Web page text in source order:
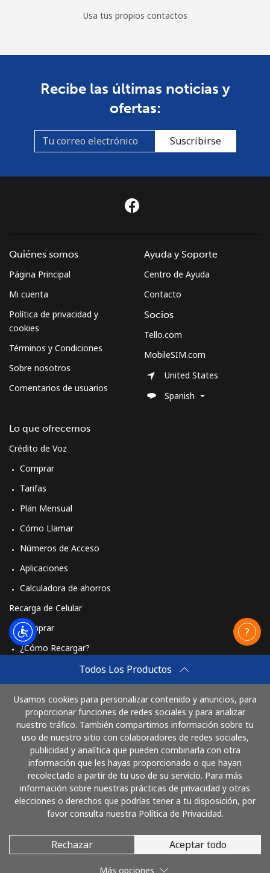
Usa tus propios contactos
Recibe las últimas noticias y
ofertas:
Suscribirse
Todos Los Productos
Usamos cookies para personalizar contenido y anuncios, para
proporcionar funciones de redes sociales y para analizar
nuestro tráfico. También compartimos información sobre tu
uso de nuestro sitio con colaboradores de redes sociales,
publicidad y analítica que pueden combinarla con otra
información que les hayas proporcionado o que hayan
recolectado a partir de tu uso de su servicio. Para más
información sobre nuestras prácticas de privacidad y otras
elecciones o derechos que podrías tener a tu disposición, por
favor consulta nuestra Política de Privacidad.
Rechazar Aceptar todo
Más opciones
Quiénes somos
Página Principal
Mi cuenta
Política de privacidad y
cookies
Términos y Condiciones
Sobre nosotros
Comentarios de usuarios
Lo que ofrecemos
Crédito de Voz
Comprar
Tarifas
Plan Mensual
Cómo Llamar
Números de Acceso
Aplicaciones
Calculadora de ahorros
Recarga de Celular
Comprar
¿Cómo Recargar?
Comprar
Cómo funciona
Ayuda y Soporte
Centro de Ayuda
Contacto
Socios
Tello.com
MobileSIM.com
United States
Spanish
Paga con
© 2026 LlamaColombia